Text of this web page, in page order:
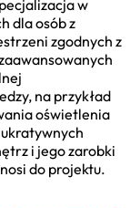
w
dla osób z
zgodnych z
na przykład
oświetlenia
i jego zarobki
do projektu.